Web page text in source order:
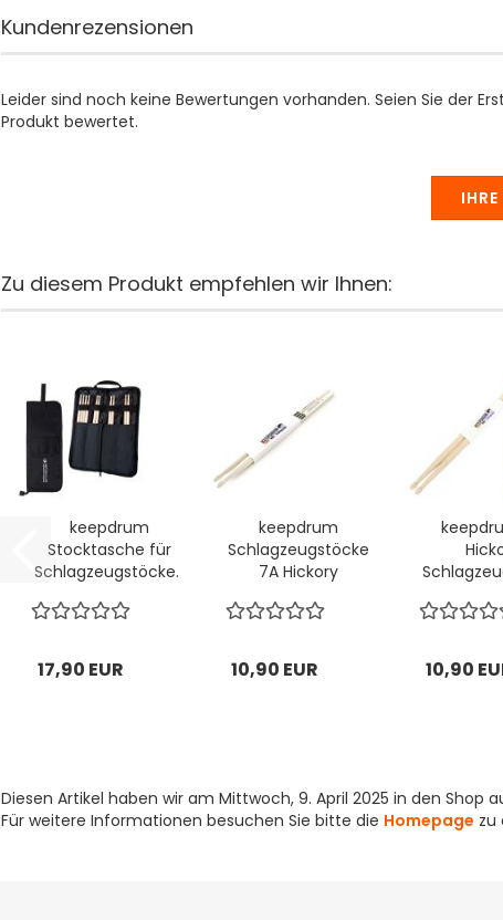
Kundenrezensionen
Leider sind noch keine Bewertungen vorhanden. Seien Sie der
Produkt bewertet.
Zu diesem Produkt empfehlen wir Ihnen:
keepdrum
Stocktasche für
Schlagzeugstöcke...
17,90 EUR
keepdrum
Schlagzeugstöcke
7A Hickory
10,90 EUR 10,90
Diesen Artikel haben wir am Mittwoch, 9. April 2025 in den Shop
Für weitere Informationen besuchen Sie bitte die Homepage zu